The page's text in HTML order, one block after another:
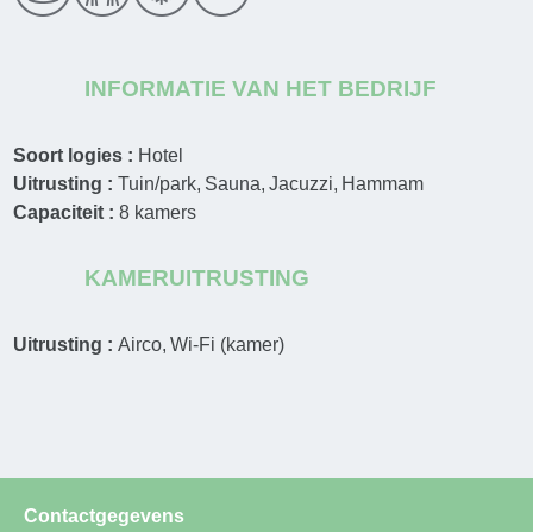
INFORMATIE VAN HET BEDRIJF
Soort logies : Hotel
Uitrusting :Tuin/park Sauna Jacuzzi Hammam
Capaciteit :8 kamers
KAMERUITRUSTING
Uitrusting :Airco Wi-Fi (kamer)
Contactgegevens